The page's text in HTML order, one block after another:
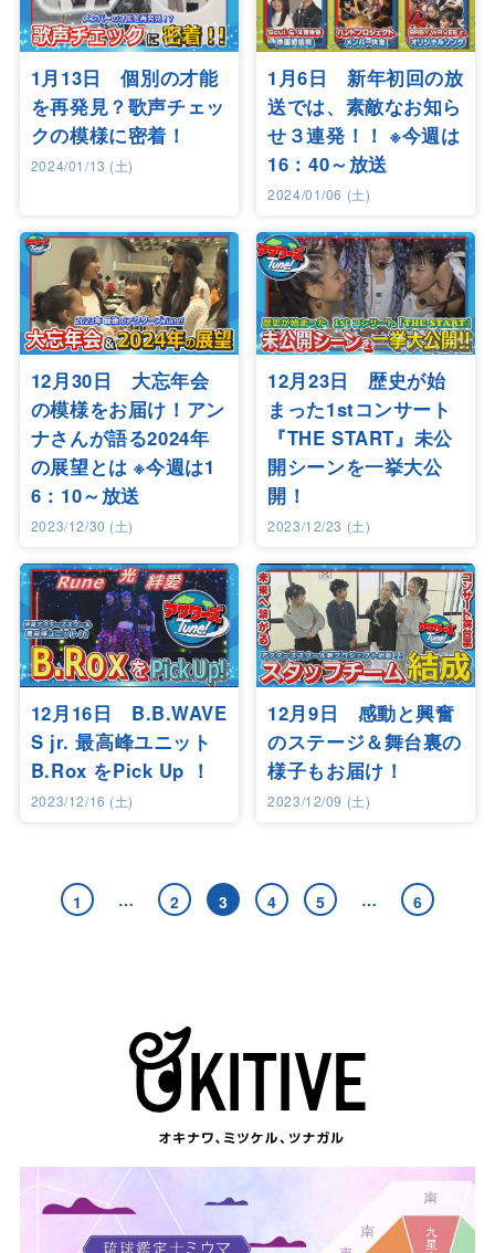
1月13日 個別の才能
を再発見？歌声チェッ
クの模様に密着！
2024/01/13 (土)
1月6日 新年初回の放
送では、素敵なお知ら
せ３連発！！ ※今週は
16：40～放送
2024/01/06 (土)
12月30日 大忘年会
の模様をお届け！アン
ナさんが語る2024年
の展望とは ※今週は1
6：10～放送
2023/12/30 (土)
12月23日 歴史が始
まった1stコンサート
『THE START』未公
開シーンを一挙大公
開！
2023/12/23 (土)
12月16日 B.B.WAVE
S jr. 最高峰ユニット
B.Rox をPick Up ！
2023/12/16 (土)
12月9日 感動と興奮
のステージ＆舞台裏の
様子もお届け！
2023/12/09 (土)
1 … 2 3 4 5 … 6